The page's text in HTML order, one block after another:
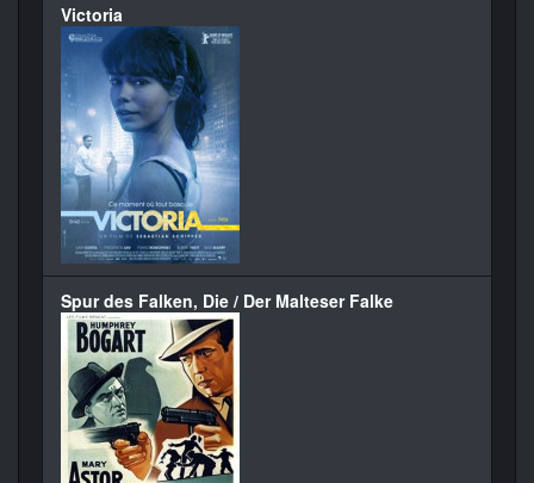
Victoria
Spur des Falken, Die / Der Malteser Falke